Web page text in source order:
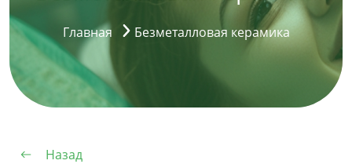
Главная Безметалловая керамика
Назад